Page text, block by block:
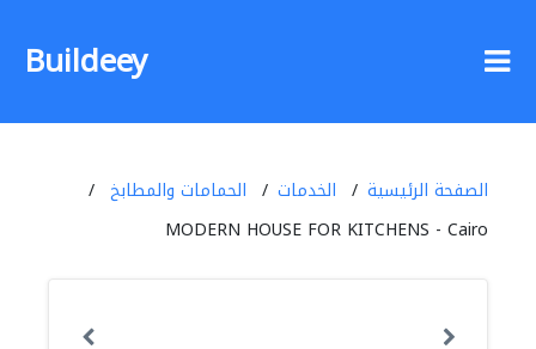
Buildeey
الصفحة الرئيسية الخدمات
الحمامات والمطابخ
MODERN HOUSE FOR KITCHENS - Cairo